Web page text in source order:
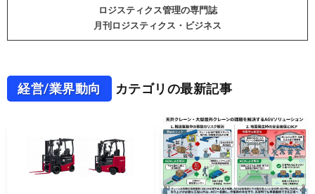
ロジスティクス管理の専門誌
月刊ロジスティクス・ビジネス
経営/業界動向 カテゴリの最新記事